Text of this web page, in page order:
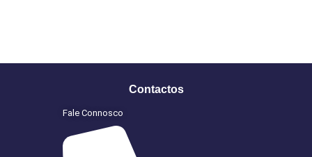
Contactos
Fale Connosco